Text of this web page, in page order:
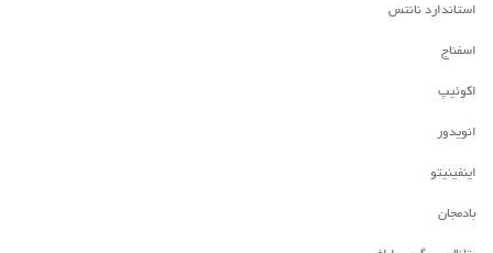
استاندارد نانتس
اسفناج
اکوئیپ
انویدور
اینفینیتو
بادمجان